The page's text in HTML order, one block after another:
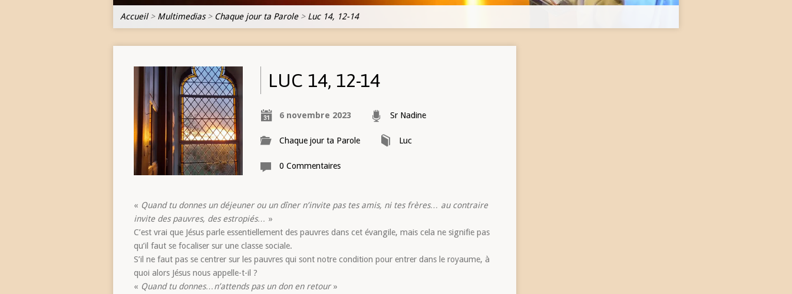
Accueil> Multimedias> Chaque jour ta Parole> Luc 14, 12-14
LUC 14, 12-14
6 novembre 2023 Sr Nadine
Chaque jour ta Parole Luc
0 Commentaires
« Quand tu donnes un déjeuner ou un dîner n’invite pas tes amis, ni tes frères… au contraire
invite des pauvres, des estropiés… »
C’est vrai que Jésus parle essentiellement des pauvres dans cet évangile, mais cela ne signifie pas
qu’il faut se focaliser sur une classe sociale.
S’il ne faut pas se centrer sur les pauvres qui sont notre condition pour entrer dans le royaume, à
quoi alors Jésus nous appelle-t-il ?
« Quand tu donnes…n’attends pas un don en retour»